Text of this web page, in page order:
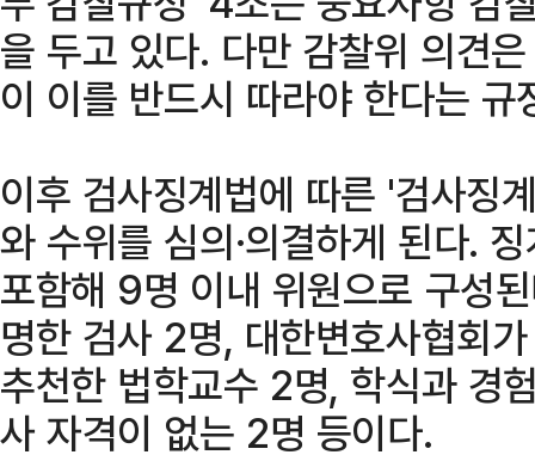
을 두고 있다. 다만 감찰위 의견
이 이를 반드시 따라야 한다는 규
이후 검사징계법에 따른 '검사징
와 수위를 심의·의결하게 된다.
포함해 9명 이내 위원으로 구성
명한 검사 2명, 대한변호사협회
추천한 법학교수 2명, 학식과 경
사 자격이 없는 2명 등이다.